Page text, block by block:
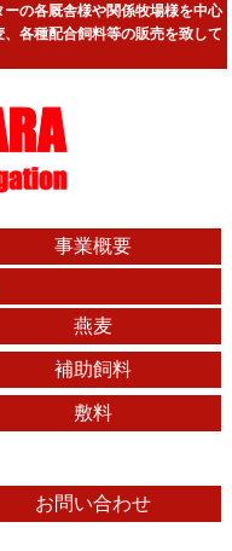
の各厩舎様や関係牧場様を中心
各種配合飼料等の販売を致して
事業概要
燕麦
補助飼料
敷料
お問い合わせ